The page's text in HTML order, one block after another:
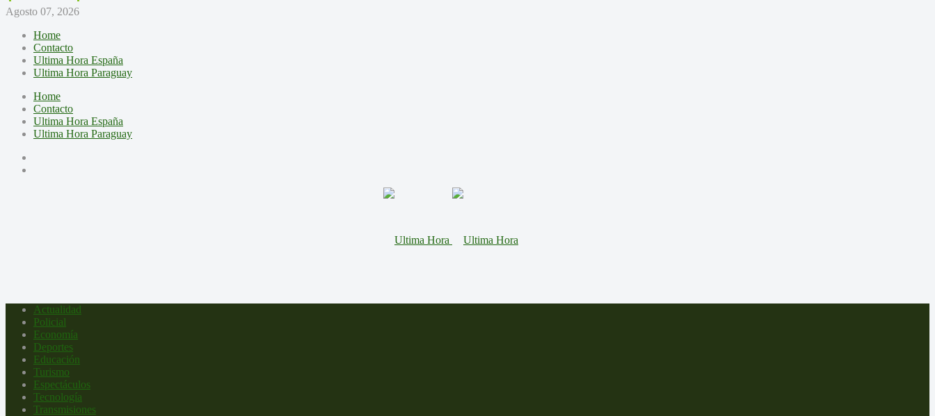
Agosto 07, 2026
Home
Contacto
Ultima Hora España
Ultima Hora Paraguay
Home
Contacto
Ultima Hora España
Ultima Hora Paraguay
Actualidad
Policial
Economía
Deportes
Educación
Turismo
Espectáculos
Tecnología
Transmisiones